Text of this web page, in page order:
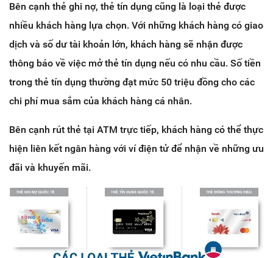
Bên cạnh thẻ ghi nợ, thẻ tín dụng cũng là loại thẻ được
nhiều khách hàng lựa chọn. Với những khách hàng có giao
dịch và số dư tài khoản lớn, khách hàng sẽ nhận được
thông báo về việc mở thẻ tín dụng nếu có nhu cầu. Số tiền
trong thẻ tín dụng thường đạt mức 50 triệu đồng cho các
chi phí mua sắm của khách hàng cá nhân.
Bên cạnh rút thẻ tại ATM trực tiếp, khách hàng có thể thực
hiện liên kết ngân hàng với ví điện tử để nhận về những ưu
đãi và khuyến mãi.